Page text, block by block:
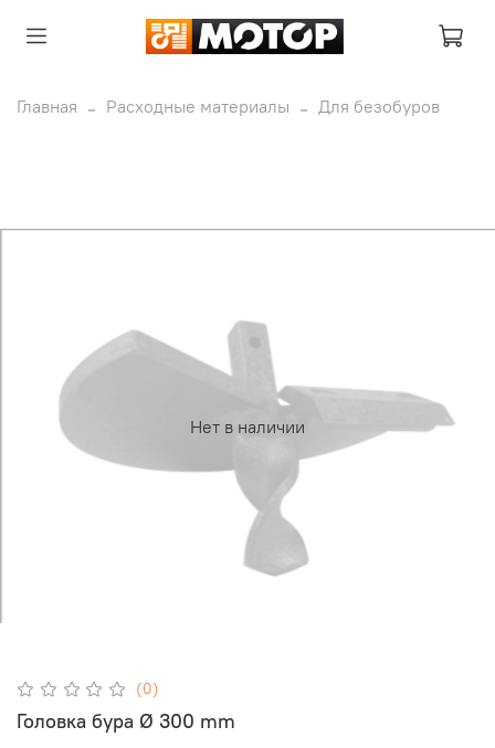
Главная Расходные материалы Для безобуров
Нет в наличии
(0)
Головка бура Ø 300 mm